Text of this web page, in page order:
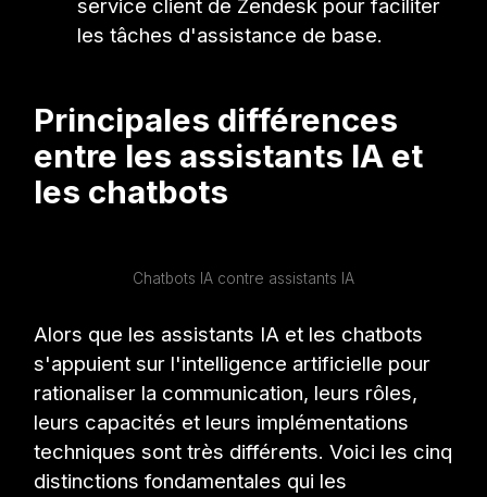
service client de Zendesk pour faciliter
les tâches d'assistance de base.
Principales différences
entre les assistants IA et
les chatbots
Chatbots IA contre assistants IA
Alors que les assistants IA et les chatbots
s'appuient sur l'intelligence artificielle pour
rationaliser la communication, leurs rôles,
leurs capacités et leurs implémentations
techniques sont très différents. Voici les cinq
distinctions fondamentales qui les